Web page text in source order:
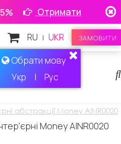
Отримати
Обрати мову
Укр | Рус
ЗАМОВИТИ
RU | UKR
абстракції Money AINR0020
Money AINR0020